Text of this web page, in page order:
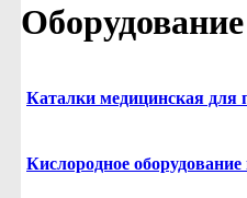
Каталки медицинская для
Кислородное